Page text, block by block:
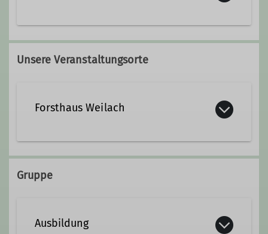
Qualifikationen
Trainer*in C Bergwandern
axel.petermann@dav-lu.de
Ämter
Unsere Veranstaltungsorte
Forsthaus Weilach
Gruppe
Ausbildung